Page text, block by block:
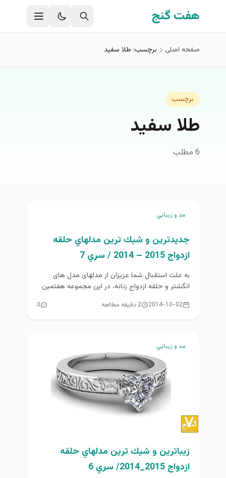
رفتن به محتوای اصلی
هفت گنج
صفحه اصلی برچسب: طلا سفيد
برچسب
طلا سفيد
6 مطلب
مد و زيبايي
جديدترين و شيك ترين مدلهاي حلقه
ازدواج 2015 – 2014 / سري 7
به علت استقبال شما عزیزان از مدلهای مدل های
انگشتر و حلقه ازدواج زنانه، در این مجموعه هفتمين
2014-10-02 2 دقیقه مطالعه 0
مد و زيبايي
زيباترين و شيك ترين مدلهاي حلقه
ازدواج 2015_2014/ سري 6